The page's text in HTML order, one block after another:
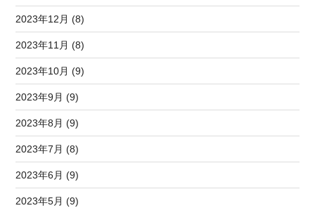
2023年12月 (8)
2023年11月 (8)
2023年10月 (9)
2023年9月 (9)
2023年8月 (9)
2023年7月 (8)
2023年6月 (9)
2023年5月 (9)